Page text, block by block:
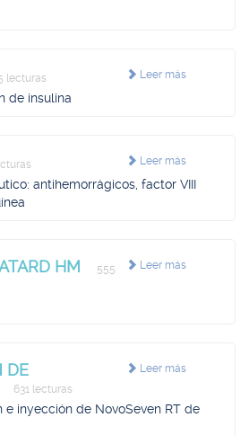
Leer más
lecturas
de insulina
Leer más
antihemorrágicos, factor VIII
Leer más
HM
555
Leer más
DE
631 lecturas
inyección de NovoSeven RT de